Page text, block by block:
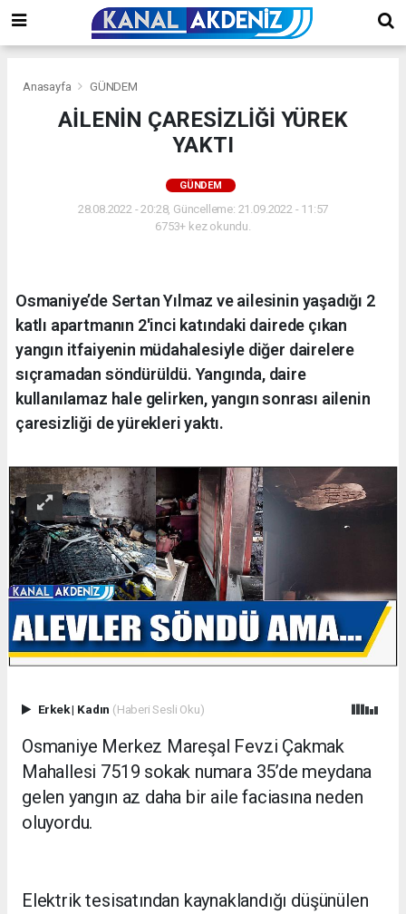
Anasayfa GÜNDEM
AİLENİN ÇARESİZLİĞİ YÜREK
YAKTI
GÜNDEM
28.08.2022 - 20:28, Güncelleme: 21.09.2022 - 11:57
6753+ kez okundu.
Osmaniye’de Sertan Yılmaz ve ailesinin yaşadığı 2
katlı apartmanın 2'inci katındaki dairede çıkan
yangın itfaiyenin müdahalesiyle diğer dairelere
sıçramadan söndürüldü. Yangında, daire
kullanılamaz hale gelirken, yangın sonrası ailenin
çaresizliği de yürekleri yaktı.
Erkek| Kadın (Haberi Sesli Oku)
Osmaniye Merkez Mareşal Fevzi Çakmak
Mahallesi 7519 sokak numara 35’de meydana
gelen yangın az daha bir aile faciasına neden
oluyordu.
Elektrik tesisatından kaynaklandığı düşünülen